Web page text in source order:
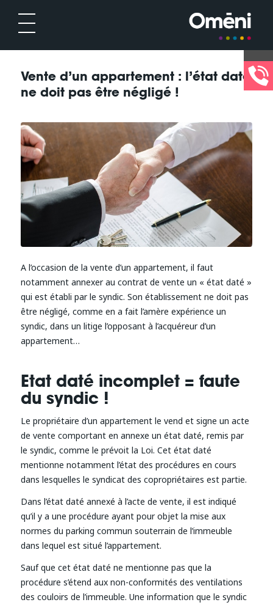
Vente d’un appartement : l’état daté
ne doit pas être négligé !
A l’occasion de la vente d’un appartement, il faut
notamment annexer au contrat de vente un « état daté »
qui est établi par le syndic. Son établissement ne doit pas
être négligé, comme en a fait l’amère expérience un
syndic, dans un litige l’opposant à l’acquéreur d’un
appartement…
Etat daté incomplet = faute
du syndic !
Le propriétaire d’un appartement le vend et signe un acte
de vente comportant en annexe un état daté, remis par
le syndic, comme le prévoit la Loi. Cet état daté
mentionne notamment l’état des procédures en cours
dans lesquelles le syndicat des copropriétaires est partie.
Dans l’état daté annexé à l’acte de vente, il est indiqué
qu’il y a une procédure ayant pour objet la mise aux
normes du parking commun souterrain de l’immeuble
dans lequel est situé l’appartement.
Sauf que cet état daté ne mentionne pas que la
procédure s’étend aux non-conformités des ventilations
des couloirs de l’immeuble. Une information que le syndic